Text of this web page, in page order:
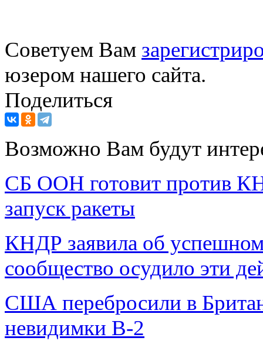
Советуем Вам
юзером нашего сайта.
Поделиться
Возможно Вам будут
СБ ООН готовит против
запуск ракеты
КНДР заявила об
сообщество осудило эти
США перебросили в
невидимки B-2